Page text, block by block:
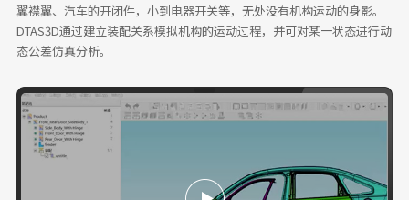
翼襟翼、汽车的开闭件，小到电器开关等，无处没有机构运动的身影。
DTAS3D通过建立装配关系模拟机构的运动过程，并可对某一状态进行动
态公差仿真分析。